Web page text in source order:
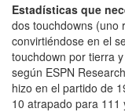
Estadísticas que
dos touchdowns (uno
convirtiéndose en el
touchdown por tierra
según ESPN
hizo en el partido de
10 atrapado para 111